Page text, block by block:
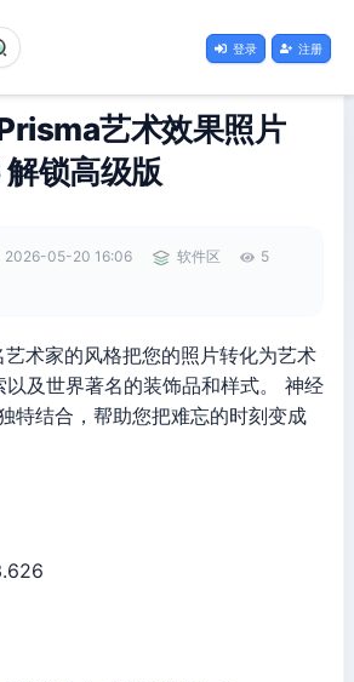
登录 注册
Prisma艺术效果照片
锁高级版
2026-05-20 16:06 软件区
5
术家的风格把您的照片转化为艺术
及世界著名的装饰品和样式。 神经
特结合，帮助您把难忘的时刻变成